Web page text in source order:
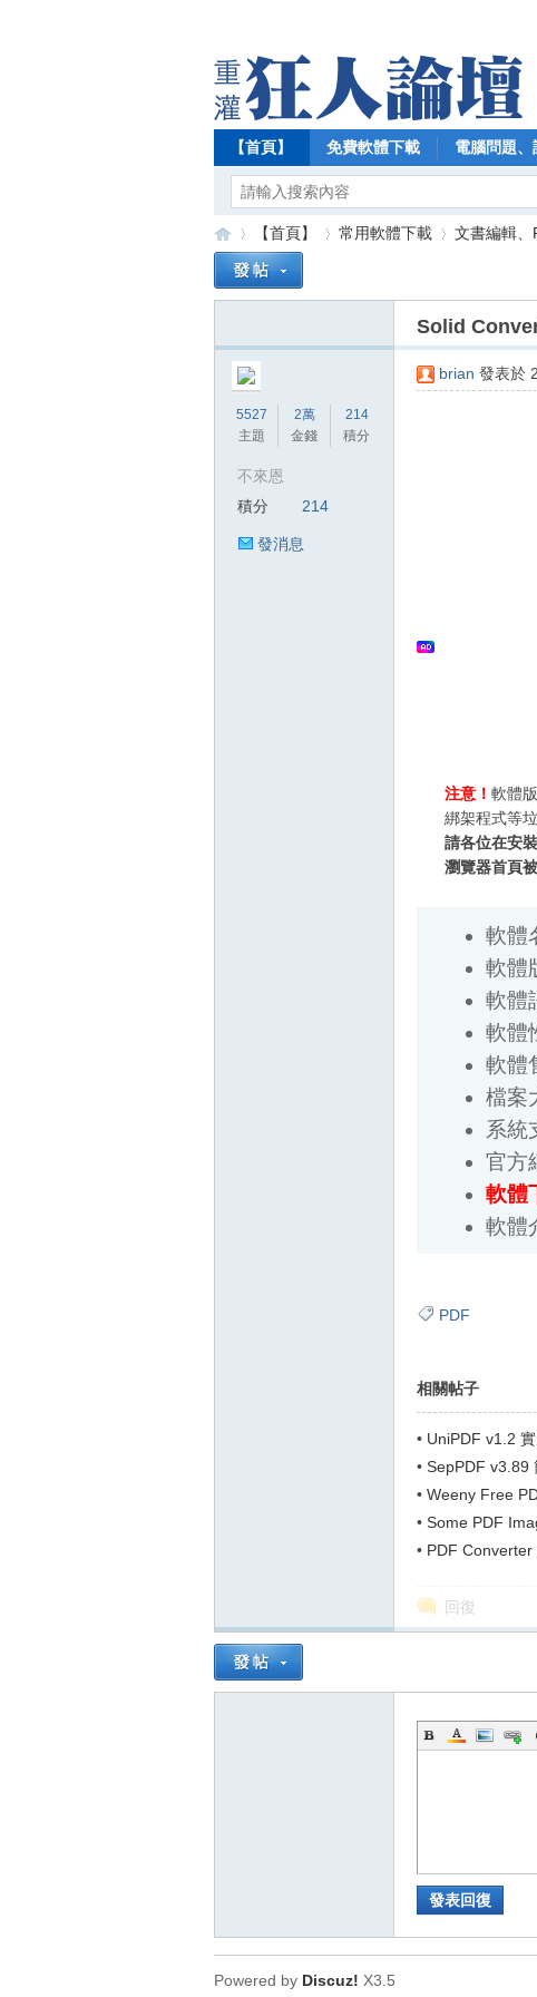
【首頁】 免費軟體下載 電腦問題、
【首頁】 常用軟體下載
›
文書編輯、
Solid
5527
主題
2萬
金錢
214
積分
不來恩
積分
214
發消息
brian 發表於
注意！ 軟體
綁架程式等
請各位在安
瀏覽器首頁
軟體版
軟體語
軟體
軟體
檔案
系統
官方網
軟體下
軟體
PDF
相關帖子
• UniPDF v1.2
• SepPDF v3.89
• Weeny Free
列印禁止複製等
• Some PDF
• PDF
回復
發表回復
Powered by Discuz! X3.5